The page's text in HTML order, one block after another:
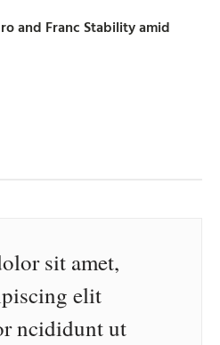
and Franc Stability amid
sit amet,
elit
ncididunt ut